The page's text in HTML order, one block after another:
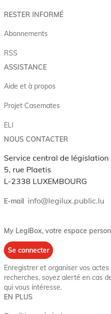
RESTER INFORMÉ
Abonnements
RSS
ASSISTANCE
Aide et à propos
Projet Casemates
ELI
NOUS CONTACTER
Service central de législation
5, rue Plaetis
L-2338 LUXEMBOURG
E-mail info@legilux.public.lu
My LegiBox, votre espace
Se connecter
Enregistrer et organiser vos
recherches, soyez alerté en cas
qui vous intéresse.
EN PLUS